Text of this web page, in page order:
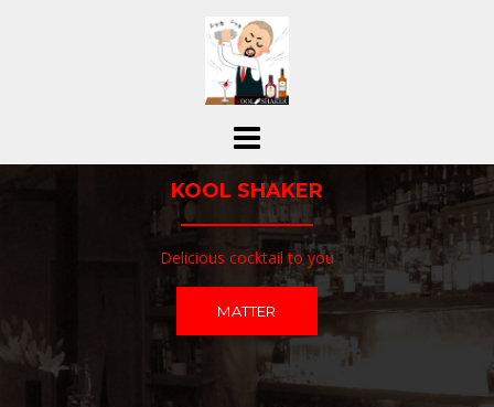
ス
KOOL SHAKER
Delicious cocktail to you
MATTER